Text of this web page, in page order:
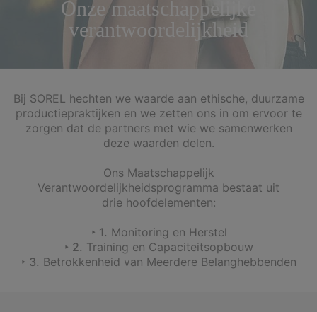
Onze maatschappelijke
verantwoordelijkheid
Bij SOREL hechten we waarde aan ethische, duurzame
productiepraktijken en we zetten ons in om ervoor te
zorgen dat de partners met wie we samenwerken
deze waarden delen.
Ons Maatschappelijk
Verantwoordelijkheidsprogramma bestaat uit
drie hoofdelementen:
‣ 1. Monitoring en Herstel
‣ 2. Training en Capaciteitsopbouw
‣ 3. Betrokkenheid van Meerdere Belanghebbenden